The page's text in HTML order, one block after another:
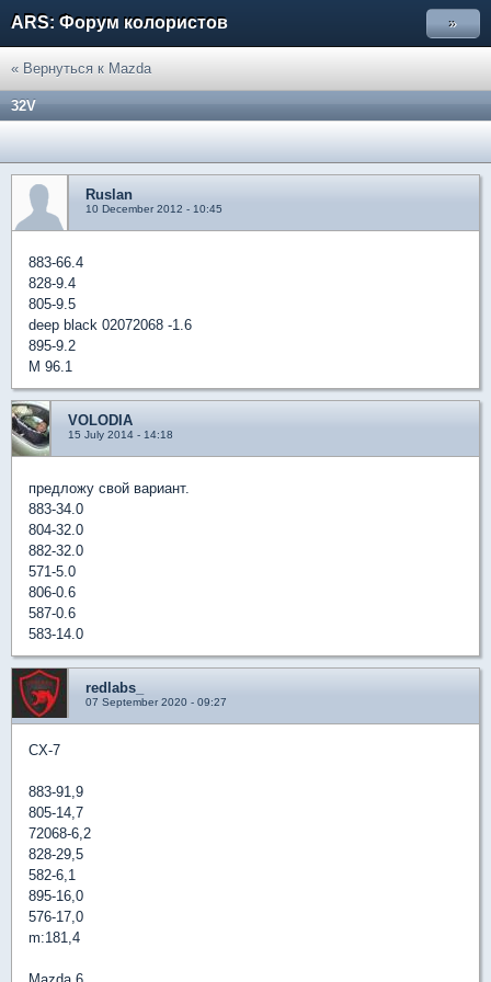
ARS: Форум колористов »
« Вернуться к Mazda
32V
Ruslan
10 December 2012 - 10:45
883-66.4
828-9.4
805-9.5
deep black 02072068 -1.6
895-9.2
M 96.1
VOLODIA
15 July 2014 - 14:18
предложу свой вариант.
883-34.0
804-32.0
882-32.0
571-5.0
806-0.6
587-0.6
583-14.0
redlabs_
07 September 2020 - 09:27
CX-7
883-91,9
805-14,7
72068-6,2
828-29,5
582-6,1
895-16,0
576-17,0
m:181,4